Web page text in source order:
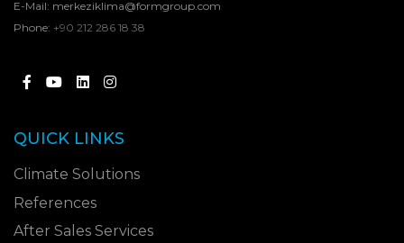
E-Mail: merkeziklima@formgroup.com
Phone: +90 212 286 18 38
QUICK LINKS
Climate Solutions
References
After Sales Services